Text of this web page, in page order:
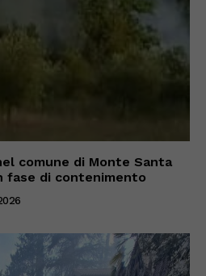
comune di Monte Santa
fase di contenimento